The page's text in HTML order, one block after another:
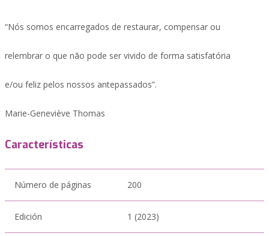
“Nós somos encarregados de restaurar, compensar ou
relembrar o que não pode ser vivido de forma satisfatória
e/ou feliz pelos nossos antepassados”.
Marie-Geneviève Thomas
Características
Número de páginas 200
Edición 1 (2023)